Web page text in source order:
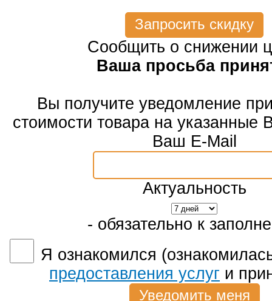
Запросить скидку
Сообщить о снижении
Ваша просьба
Вы получите уведомление
стоимости товара на указанные
Ваш E-Mail
Актуальность
- обязательно к
Я ознакомился
предоставления услуг и